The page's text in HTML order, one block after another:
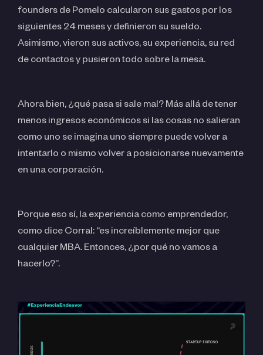
founders de Pomelo calcularon sus gastos por los
siguientes 24 meses y definieron su sueldo.
Asimismo, vieron sus activos, su experiencia, su red
de contactos y pusieron todo sobre la mesa.
Ahora bien, ¿qué pasa si sale mal? Más allá de tener
menos ingresos económicos si las cosas no salieran
como uno se imagina uno siempre puede volver a
intentarlo o mismo volver a posicionarse nuevamente
en una corporación.
Porque eso sí, la experiencia como emprendedor,
como dice Corral: “es increíblemente mejor que
cualquier MBA. Entonces, ¿por qué no vamos a
hacerlo?”.